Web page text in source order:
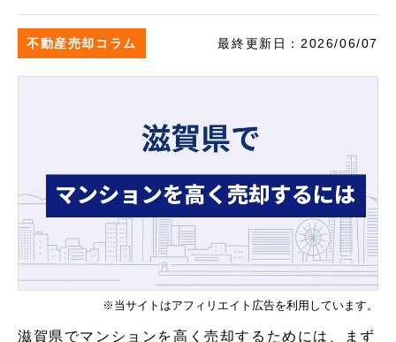
不動産売却コラム 最終更新日： 2026/06/07
※当サイトはアフィリエイト広告を利用しています。
滋賀県でマンションを高く売却するためには、まず